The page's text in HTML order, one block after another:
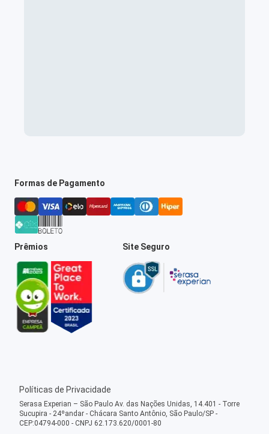
Formas de Pagamento
Prêmios Site Seguro
Políticas de Privacidade
Serasa Experian – São Paulo Av. das Nações Unidas, 14.401 - Torre
Sucupira - 24ºandar - Chácara Santo Antônio, São Paulo/SP -
CEP:04794-000 - CNPJ 62.173.620/0001-80